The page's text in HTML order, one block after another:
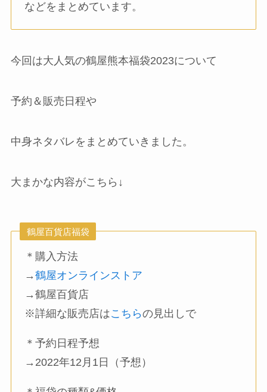
などをまとめています。
今回は大人気の鶴屋熊本福袋2023について
予約＆販売日程や
中身ネタバレをまとめていきました。
大まかな内容がこちら↓
鶴屋百貨店福袋
＊購入方法
→鶴屋オンラインストア
→鶴屋百貨店
※詳細な販売店はこちらの見出しで
＊予約日程予想
→2022年12月1日（予想）